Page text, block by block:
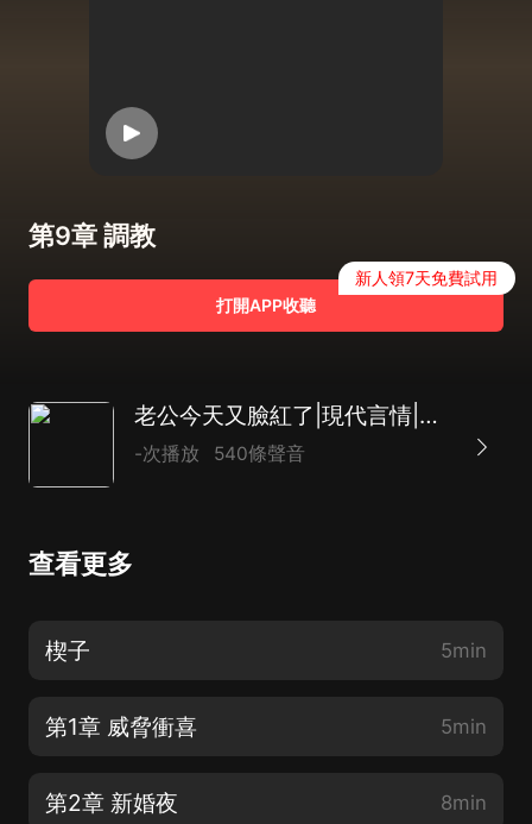
第9章 調教
打開APP收聽
新人領7天免費試用
老公今天又臉紅了|現代言情|歡喜冤家|爆笑|AI專輯
-次播放 540條聲音
查看更多
楔子 5min
第1章 威脅衝喜 5min
第2章 新婚夜 8min